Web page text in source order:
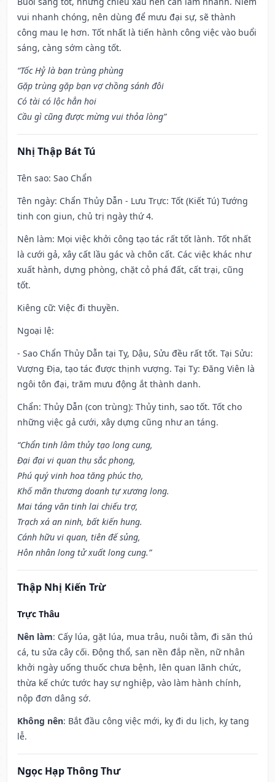
vui nhanh chóng, nên dùng để mưu đại sự, sẽ thành
công mau lẹ hơn. Tốt nhất là tiến hành công việc vào buổi
sáng, càng sớm càng tốt.
“Tốc Hỷ là bạn trùng phùng
Gặp trùng gặp bạn vợ chồng sánh đôi
Có tài có lộc hẳn hoi
Cầu gì cũng được mừng vui thỏa lòng”
Nhị Thập Bát Tú
Tên sao: Sao Chẩn
Tên ngày: Chẩn Thủy Dẫn - Lưu Trực: Tốt (Kiết Tú) Tướng
tinh con giun, chủ trị ngày thứ 4.
Nên làm: Mọi việc khởi công tạo tác rất tốt lành. Tốt nhất
là cưới gả, xây cất lầu gác và chôn cất. Các việc khác như
xuất hành, dựng phòng, chặt cỏ phá đất, cất trại, cũng
tốt.
Kiêng cữ: Việc đi thuyền.
Ngoại lệ:
- Sao Chẩn Thủy Dẫn tại Tỵ, Dậu, Sửu đều rất tốt. Tại Sửu:
Vượng Địa, tạo tác được thịnh vượng. Tại Tỵ: Đăng Viên là
ngôi tôn đại, trăm mưu động ắt thành danh.
Chẩn: Thủy Dẫn (con trùng): Thủy tinh, sao tốt. Tốt cho
những việc gả cưới, xây dựng cũng như an táng.
“Chẩn tinh lâm thủy tạo long cung,
Đại đại vi quan thụ sắc phong,
Phú quý vinh hoa tăng phúc thọ,
Khố mãn thương doanh tự xương long.
Mai táng văn tinh lai chiếu trợ,
Trạch xá an ninh, bất kiến hung.
Cánh hữu vi quan, tiên đế sủng,
Hôn nhân long tử xuất long cung.”
Thập Nhị Kiến Trừ
Trực Thâu
Nên làm: Cấy lúa, gặt lúa, mua trâu, nuôi tằm, đi săn thú
cá, tu sửa cây cối. Động thổ, san nền đắp nền, nữ nhân
khởi ngày uống thuốc chưa bệnh, lên quan lãnh chức,
thừa kế chức tước hay sự nghiệp, vào làm hành chính,
nộp đơn dâng sớ.
Không nên: Bắt đầu công việc mới, kỵ đi du lịch, kỵ tang
lễ.
Ngọc Hạp Thông Thư